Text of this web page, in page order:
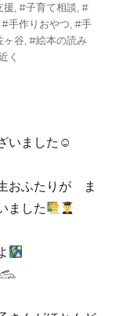
援,#子育て相談,#
#手作りおやつ,#手
谷,#絵本の読み
く
いました☺
おふたりが ま
ました
𓃹